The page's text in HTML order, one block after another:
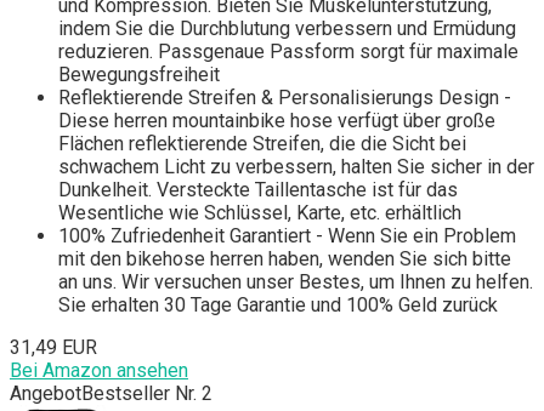
und Kompression. Bieten Sie Muskelunterstützung,
indem Sie die Durchblutung verbessern und Ermüdung
reduzieren. Passgenaue Passform sorgt für maximale
Bewegungsfreiheit
Reflektierende Streifen & Personalisierungs Design -
Diese herren mountainbike hose verfügt über große
Flächen reflektierende Streifen, die die Sicht bei
schwachem Licht zu verbessern, halten Sie sicher in der
Dunkelheit. Versteckte Taillentasche ist für das
Wesentliche wie Schlüssel, Karte, etc. erhältlich
100% Zufriedenheit Garantiert - Wenn Sie ein Problem
mit den bikehose herren haben, wenden Sie sich bitte
an uns. Wir versuchen unser Bestes, um Ihnen zu helfen.
Sie erhalten 30 Tage Garantie und 100% Geld zurück
31,49 EUR
Bei Amazon ansehen
AngebotBestseller Nr. 2